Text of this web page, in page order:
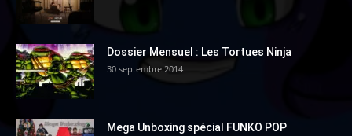
Dossier Mensuel : Les Tortues Ninja
30 septembre 2014
Mega Unboxing spécial FUNKO POP